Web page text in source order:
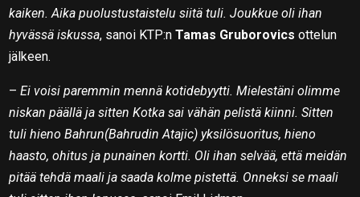
kaiken. Aika puolustustaistelu siitä tuli. Joukkue oli ihan
hyvässä iskussa, sanoi KTP:nTamas Gruborovics ottelun
jälkeen.
–Ei voisi paremmin mennä kotidebyytti. Mielestäni olimme
niskan päällä ja sitten Kotka sai vähän pelistä kiinni. Sitten
tuli hieno Bahrun(Bahrudin Atajic) yksilösuoritus, hieno
haasto, ohitus ja punainen kortti. Oli ihan selvää, että meidän
pitää tehdä maali ja saada kolme pistettä. Onneksi se maali